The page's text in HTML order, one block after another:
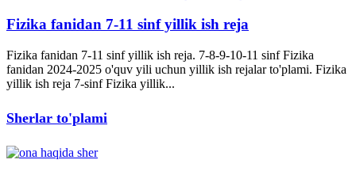
Fizika fanidan 7-11 sinf yillik ish reja
Fizika fanidan 7-11 sinf yillik ish reja. 7-8-9-10-11 sinf Fizika
fanidan 2024-2025 o'quv yili uchun yillik ish rejalar to'plami. Fizika
yillik ish reja 7-sinf Fizika yillik...
Sherlar to'plami